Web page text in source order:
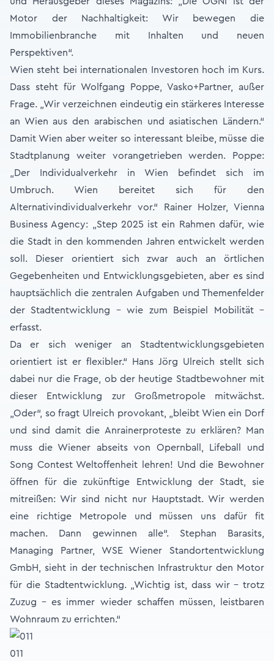
Motor der Nachhaltigkeit: Wir bewegen die
Immobilienbranche mit Inhalten und neuen
Perspektiven“.
Wien steht bei internationalen Investoren hoch im Kurs.
Dass steht für Wolfgang Poppe, Vasko+Partner, außer
Frage. „Wir verzeichnen eindeutig ein stärkeres Interesse
an Wien aus den arabischen und asiatischen Ländern.“
Damit Wien aber weiter so interessant bleibe, müsse die
Stadtplanung weiter vorangetrieben werden. Poppe:
„Der Individualverkehr in Wien befindet sich im
Umbruch. Wien bereitet sich für den
Alternativindividualverkehr vor.“ Rainer Holzer, Vienna
Business Agency: „Step 2025 ist ein Rahmen dafür, wie
die Stadt in den kommenden Jahren entwickelt werden
soll. Dieser orientiert sich zwar auch an örtlichen
Gegebenheiten und Entwicklungsgebieten, aber es sind
hauptsächlich die zentralen Aufgaben und Themenfelder
der Stadtentwicklung – wie zum Beispiel Mobilität –
erfasst.
Da er sich weniger an Stadtentwicklungsgebieten
orientiert ist er flexibler.“ Hans Jörg Ulreich stellt sich
dabei nur die Frage, ob der heutige Stadtbewohner mit
dieser Entwicklung zur Großmetropole mitwächst.
„Oder“, so fragt Ulreich provokant, „bleibt Wien ein Dorf
und sind damit die Anrainerproteste zu erklären? Man
muss die Wiener abseits von Opernball, Lifeball und
Song Contest Weltoffenheit lehren! Und die Bewohner
öffnen für die zukünftige Entwicklung der Stadt, sie
mitreißen: Wir sind nicht nur Hauptstadt. Wir werden
eine richtige Metropole und müssen uns dafür fit
machen. Dann gewinnen alle“. Stephan Barasits,
Managing Partner, WSE Wiener Standortentwicklung
GmbH, sieht in der technischen Infrastruktur den Motor
für die Stadtentwicklung. „Wichtig ist, dass wir – trotz
Zuzug - es immer wieder schaffen müssen, leistbaren
Wohnraum zu errichten.“
011